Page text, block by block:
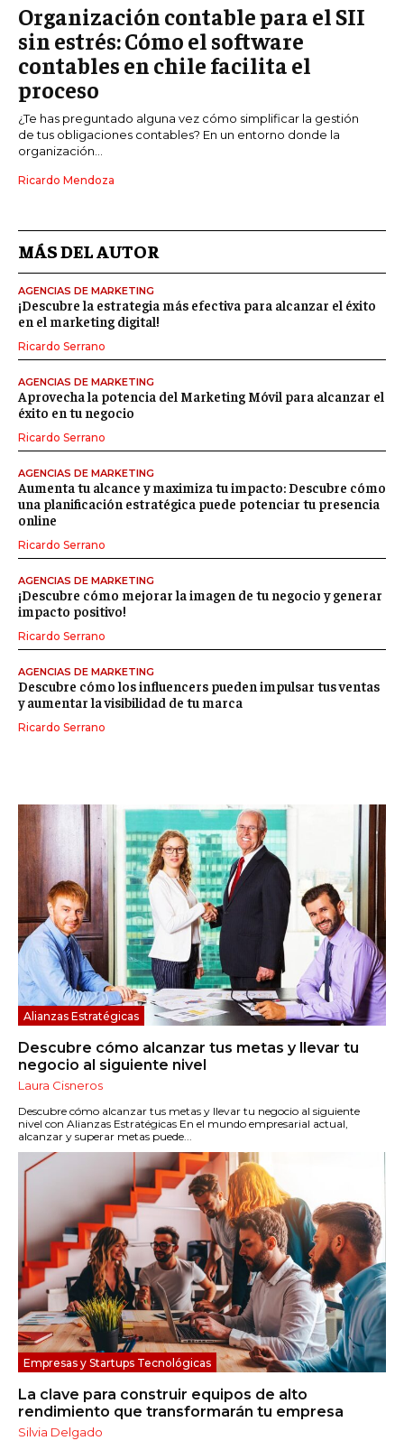
Alianzas Estratégicas
Descubre cómo alcanzar tus metas y llevar tu
negocio al siguiente nivel
Laura Cisneros
Descubre cómo alcanzar tus metas y llevar tu negocio al siguiente
nivel con Alianzas Estratégicas En el mundo empresarial actual,
alcanzar y superar metas puede...
Empresas y Startups Tecnológicas
La clave para construir equipos de alto
rendimiento que transformarán tu empresa
Silvia Delgado
Organización contable para el SII
sin estrés: Cómo el software
contables en chile facilita el
proceso
¿Te has preguntado alguna vez cómo simplificar la gestión
de tus obligaciones contables? En un entorno donde la
organización...
Ricardo Mendoza
MÁS DEL AUTOR
AGENCIAS DE MARKETING
¡Descubre la estrategia más efectiva para alcanzar el éxito
en el marketing digital!
Ricardo Serrano
AGENCIAS DE MARKETING
Aprovecha la potencia del Marketing Móvil para alcanzar el
éxito en tu negocio
Ricardo Serrano
AGENCIAS DE MARKETING
Aumenta tu alcance y maximiza tu impacto: Descubre cómo
una planificación estratégica puede potenciar tu presencia
online
Ricardo Serrano
AGENCIAS DE MARKETING
¡Descubre cómo mejorar la imagen de tu negocio y generar
impacto positivo!
Ricardo Serrano
AGENCIAS DE MARKETING
Descubre cómo los influencers pueden impulsar tus ventas
y aumentar la visibilidad de tu marca
Ricardo Serrano